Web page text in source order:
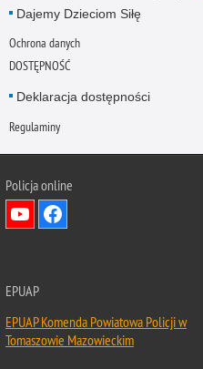
Dajemy Dzieciom Siłę
Ochrona danych
DOSTĘPNOŚĆ
Deklaracja dostępności
Regulaminy
Policja online
EPUAP
EPUAP Komenda Powiatowa Policji w
Tomaszowie Mazowieckim